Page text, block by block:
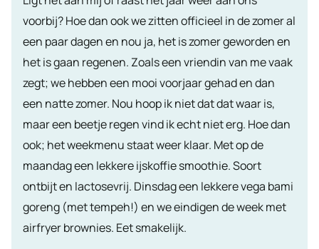
voorbij? Hoe dan ook we zitten officieel in de zomer al
een paar dagen en nou ja, het is zomer geworden en
het is gaan regenen. Zoals een vriendin van me vaak
zegt; we hebben een mooi voorjaar gehad en dan
een natte zomer. Nou hoop ik niet dat dat waar is,
maar een beetje regen vind ik echt niet erg. Hoe dan
ook; het weekmenu staat weer klaar. Met op de
maandag een lekkere ijskoffie smoothie. Soort
ontbijt en lactosevrij. Dinsdag een lekkere vega bami
goreng (met tempeh!) en we eindigen de week met
airfryer brownies. Eet smakelijk.